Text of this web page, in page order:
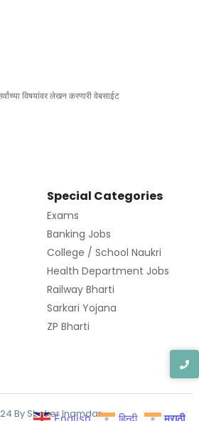
विषयांवर लेखन करणारी वेबसाईट
Special Categories
Exams
Banking Jobs
College / School Naukri
Health Department Jobs
Railway Bharti
Sarkari Yojana
ZP Bharti
By Shaker Inamdar